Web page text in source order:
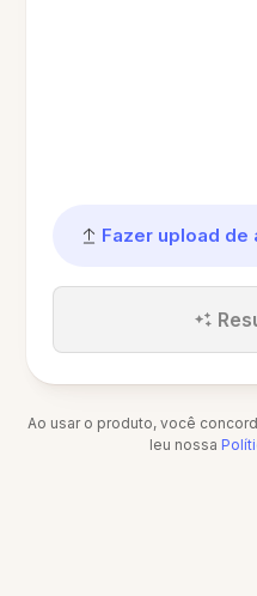
Fazer upload de
Ao usar o produto, você
leu nossa